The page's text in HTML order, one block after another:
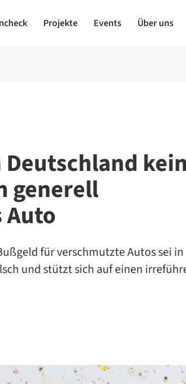
Projekte Events Über uns
kein
generell
für verschmutzte Autos sei in
und stützt sich auf einen